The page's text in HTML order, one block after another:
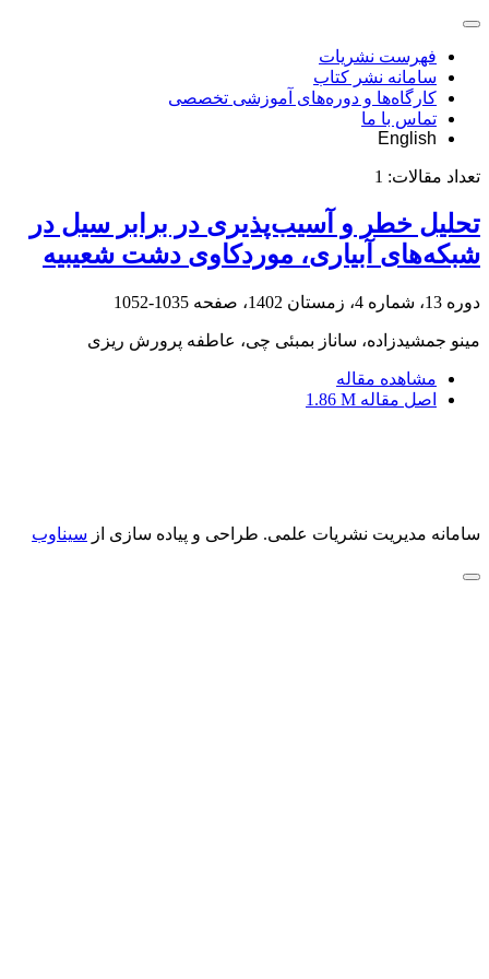
فهرست نشریات
سامانه نشر کتاب
کارگاه‌ها و دوره‌های آموزشی تخصصی
تماس با ما
English
تعداد مقالات: 1
تحلیل خطر و آسیب‌پذیری در برابر سیل در
شبکه‌های آبیاری، موردکاوی دشت شعیبیه
دوره 13، شماره 4، زمستان 1402، صفحه 1035-1052
مینو جمشیدزاده، ساناز بمبئی چی، عاطفه پرورش ریزی
مشاهده مقاله
اصل مقاله 1.86 M
سامانه مدیریت نشریات علمی. طراحی و پیاده سازی از سیناوب